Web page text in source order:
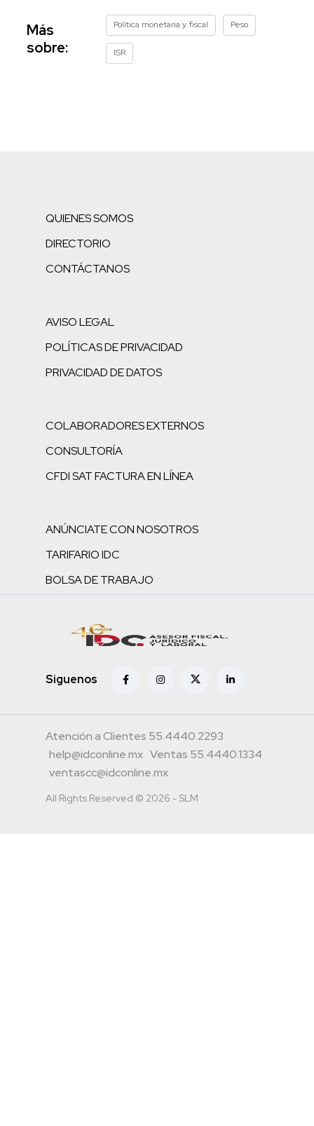
Más
sobre:
Política monetaria y fiscal Peso
ISR
QUIENES SOMOS
DIRECTORIO
CONTÁCTANOS
AVISO LEGAL
POLÍTICAS DE PRIVACIDAD
PRIVACIDAD DE DATOS
COLABORADORES EXTERNOS
CONSULTORÍA
CFDI SAT FACTURA EN LÍNEA
ANÚNCIATE CON NOSOTROS
TARIFARIO IDC
BOLSA DE TRABAJO
Siguenos
Atención a Clientes 55.4440.2293
help@idconline.mx Ventas 55.4440.1334
ventascc@idconline.mx
All Rights Reserved © 2026 - SLM